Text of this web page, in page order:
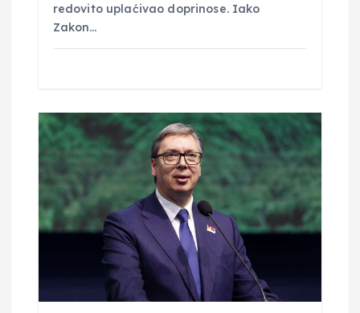
redovito uplaćivao doprinose. Iako
Zakon…